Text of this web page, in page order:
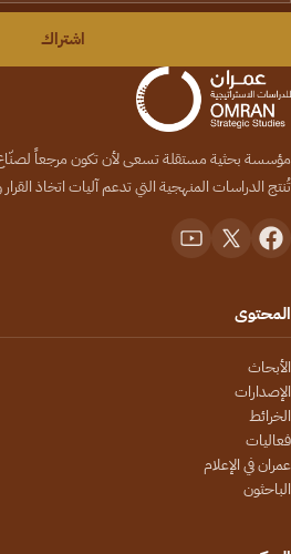
اشتراك
مؤسسة بحثية مستقلة تسعى لأن تكون مرجعاً لصنّاع
تُنتج الدراسات المنهجية التي تدعم آليات اتخاذ
المحتوى
الأبحاث
الإصدارات
الخرائط
فعاليات
عمران في الإعلام
الباحثون